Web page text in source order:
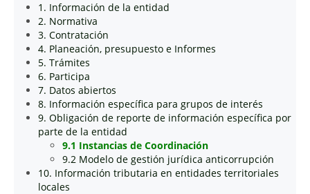
1. Información de la entidad
2. Normativa
3. Contratación
4. Planeación, presupuesto e Informes
5. Trámites
6. Participa
7. Datos abiertos
8. Información específica para grupos de interés
9. Obligación de reporte de información específica por
parte de la entidad
9.1 Instancias de Coordinación
9.2 Modelo de gestión jurídica anticorrupción
10. Información tributaria en entidades territoriales
locales